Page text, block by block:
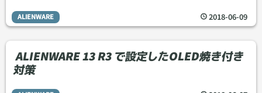
2018-06-09
ALIENWARE
ALIENWARE 13 R3 で設定したOLED焼き付き
対策